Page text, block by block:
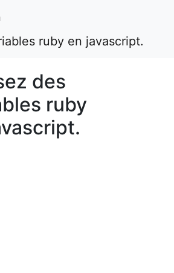
ruby en javascript.
des
ruby